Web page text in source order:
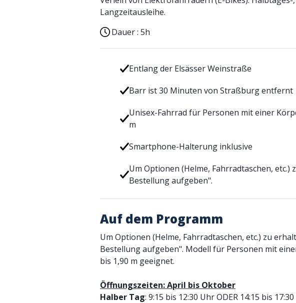
Langzeitausleihe.
Dauer : 5h
Entlang der Elsässer Weinstraße
Barr ist 30 Minuten von Straßburg entfernt
Unisex-Fahrrad für Personen mit einer
m
Smartphone-Halterung inklusive
Um Optionen (Helme, Fahrradtaschen, etc.)
Bestellung aufgeben".
Auf dem Programm
Um Optionen (Helme, Fahrradtaschen, etc.) zu
Bestellung aufgeben". Modell für Personen mit
bis 1,90 m geeignet.
Öffnungszeiten: April bis Oktober
Halber Tag: 9:15 bis 12:30 Uhr ODER 14:15 bis